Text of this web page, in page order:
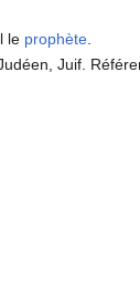
le prophète
Juif.